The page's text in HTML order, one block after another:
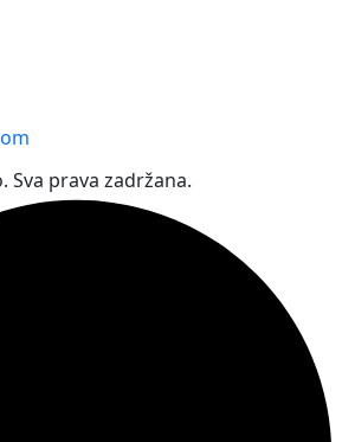
Sva prava zadržana.